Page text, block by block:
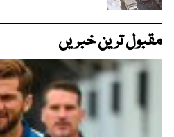
مقبول ترین خبریں